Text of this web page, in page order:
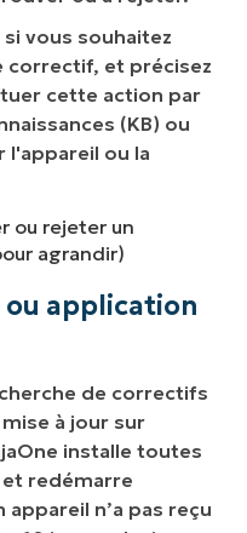
vous souhaitez
correctif, et précisez
cette action par
(KB) ou
l'appareil ou la
ou rejeter un
agrandir)
ou application
de correctifs
à jour sur
installe toutes
redémarre
appareil n’a pas reçu